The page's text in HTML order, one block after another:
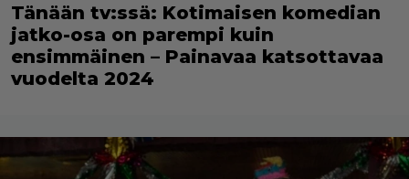
Tänään tv:ssä: Kotimaisen komedian
jatko-osa on parempi kuin
ensimmäinen – Painavaa katsottavaa
vuodelta 2024